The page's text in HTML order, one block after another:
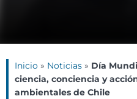
Inicio » Noticias » Día
ciencia, conciencia y
ambientales de Chile